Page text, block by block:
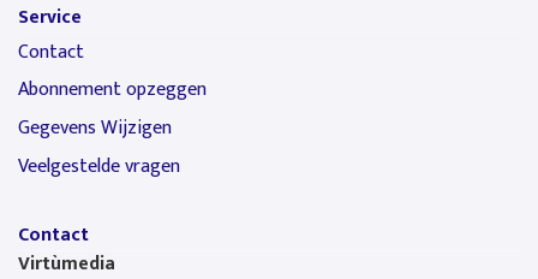
Service
Contact
Abonnement opzeggen
Gegevens Wijzigen
Veelgestelde vragen
Contact
Virtùmedia